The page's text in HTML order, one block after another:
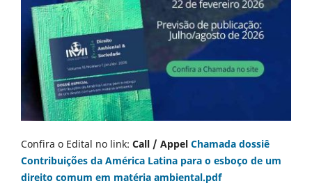
Confira o Edital no link: Call / Appel Chamada dossiê
Contribuições da América Latina para o esboço de um
direito comum em matéria ambiental.pdf